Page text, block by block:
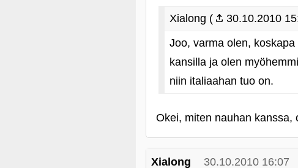
Xialong (
30.10.2010
Joo, varma olen,
kansilla ja olen
niin italiaahan tuo on.
Okei, miten nauhan kanssa,
Xialong 30.10.2010 16:07